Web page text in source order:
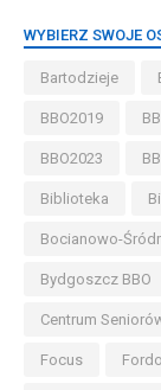
WYBIERZ SWOJE
Bartodzieje
BBO2019
BBO2023
Biblioteka
Bocianowo-
Bydgoszcz BBO
Centrum
Focus